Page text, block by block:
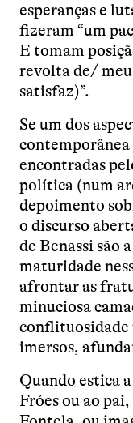
esperanças e
fizeram “um
E tomam
revolta de/
satisfaz)”.
Se um dos
contemporânea
encontradas
política (num
depoimento
o discurso
de Benassi são
maturidade
afrontar as
minuciosa
conflituosidade
imersos,
Quando estica
Fróes ou ao